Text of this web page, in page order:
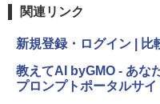
関連リンク
新規登録・ログイン |
教えてAI byGMO - あな
プロンプトポータルサ